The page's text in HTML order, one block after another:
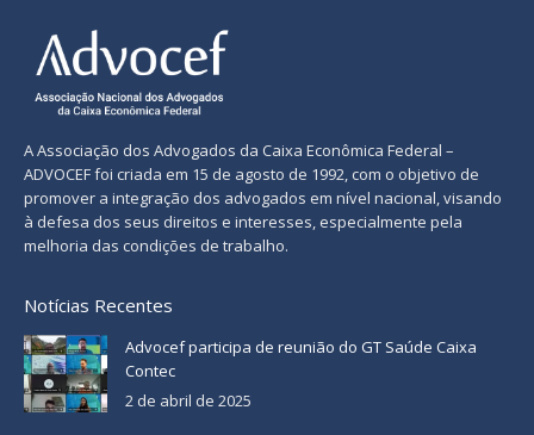
A Associação dos Advogados da Caixa Econômica Federal –
ADVOCEF foi criada em 15 de agosto de 1992, com o objetivo de
promover a integração dos advogados em nível nacional, visando
à defesa dos seus direitos e interesses, especialmente pela
melhoria das condições de trabalho.
Notícias Recentes
Advocef participa de reunião do GT Saúde Caixa
Contec
2 de abril de 2025